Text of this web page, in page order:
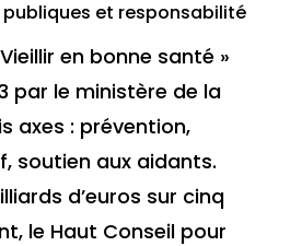
et responsabilité
en bonne santé »
par le ministère de la
axes : prévention,
soutien aux aidants.
d’euros sur cinq
le Haut Conseil pour